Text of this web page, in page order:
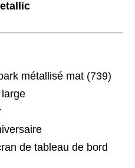
métallisé mat (739)
de tableau de bord